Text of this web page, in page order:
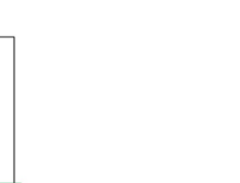
帳號註冊